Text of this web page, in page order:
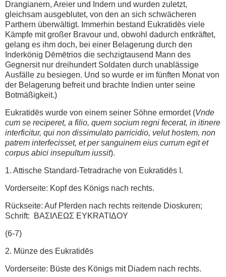
Drangianern, Areier und Indern und wurden zuletzt,
gleichsam ausgeblutet, von den an sich schwächeren
Parthern überwältigt. Immerhin bestand Eukratidēs viele
Kämpfe mit großer Bravour und, obwohl dadurch entkräftet,
gelang es ihm doch, bei einer Belagerung durch den
Inderkönig Dēmētrios die sechzigtausend Mann des
Gegnersit nur dreihundert Soldaten durch unablässige
Ausfälle zu besiegen. Und so wurde er im fünften Monat von
der Belagerung befreit und brachte Indien unter seine
Botmäßigkeit.)
Eukratidēs wurde von einem seiner Söhne ermordet (Vnde
cum se reciperet, a filio, quem socium regni fecerat, in itinere
interficitur, qui non dissimulato parricidio, velut hostem, non
patrem interfecisset, et per sanguinem eius currum egit et
corpus abici insepultum iussit).
1. Attische Standard-Tetradrache von Eukratidēs I.
Vorderseite: Kopf des Königs nach rechts.
Rückseite: Auf Pferden nach rechts reitende Dioskuren;
Schrift: ΒΑΣΙΛΕΩΣ EYKRATIΔOY
(6-7)
2. Münze des Eukratidēs
Vorderseite: Büste des Königs mit Diadem nach rechts.